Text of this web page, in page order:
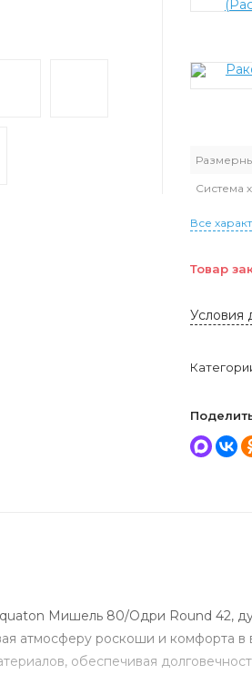
Система
Все
Товар
Условия
Мишель 80/Одри Round 42,
атмосферу роскоши и комфорта
обеспечивая